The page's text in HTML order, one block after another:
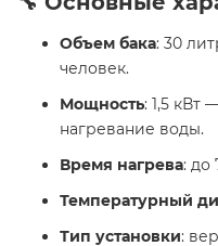
Объем бака: 30
человек.
Мощность: 1,5 кВт
нагревание воды.
Время нагрева: до
Температурный
Тип установки: